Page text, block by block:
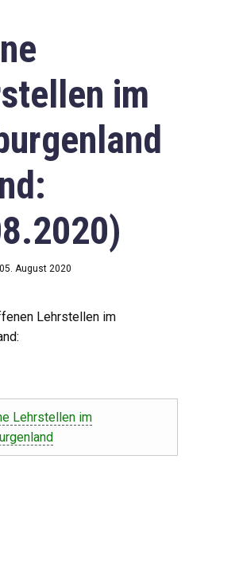
im
August 2020
Lehrstellen im
Lehrstellen im